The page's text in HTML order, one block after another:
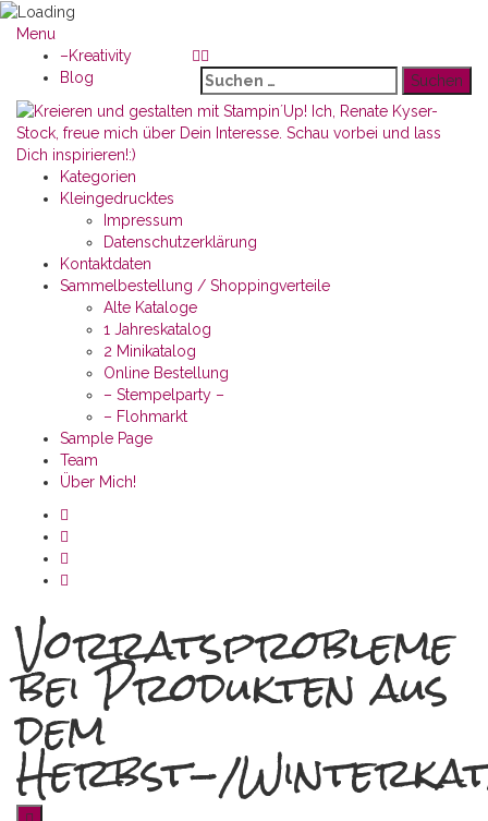
Menu
Suchen
nach:
–Kreativity
Blog
Kategorien
Kleingedrucktes
Impressum
Datenschutzerklärung
Kontaktdaten
Sammelbestellung / Shoppingverteile
Alte Kataloge
1 Jahreskatalog
2 Minikatalog
Online Bestellung
– Stempelparty –
– Flohmarkt
Sample Page
Team
Über Mich!
Vorratsprobleme
bei Produkten aus
dem
Herbst-/